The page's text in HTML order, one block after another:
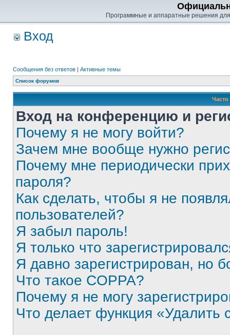
Программные и аппаратные решения
Вход
Сообщения без ответов | Активные темы
Список форумов
Вход на конференцию и
Почему я не могу войти?
Зачем мне вообще нужно
Почему мне периодически
пароля?
Как сделать, чтобы я не
пользователей?
Я забыл пароль!
Я только что
Я давно зарегистрирован, но
Что такое COPPA?
Почему я не могу
Что делает функция «Удалить